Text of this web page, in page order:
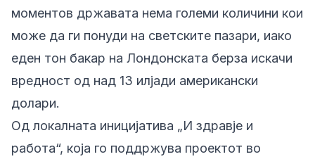
моментов државата нема големи количини кои
може да ги понуди на светските пазари, иако
еден тон бакар на Лондонската берза искачи
вредност од над 13 илјади американски
долари.
Од локалната иницијатива „И здравје и
работа“, која го поддржува проектот во